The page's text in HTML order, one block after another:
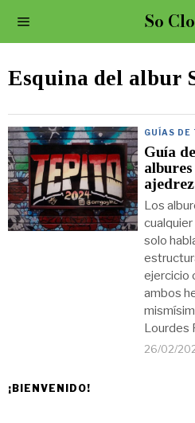
So
Esquina del albur
GUÍAS DE
Guía
Los
solo
ejercicio
ambos
Lourdes
26/02/
¡BIENVENIDO!